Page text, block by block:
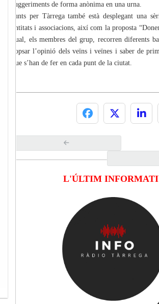
suggeriments de forma anònima en una urna.
Junts per Tàrrega també està desplegant una
entitats i associacions, així com la proposta
qual, els membres del grup, recorren diferents
copsar l’opinió dels veïns i veïnes i saber de
que s’han de fer en cada punt de la ciutat.
L'ÚLTIM